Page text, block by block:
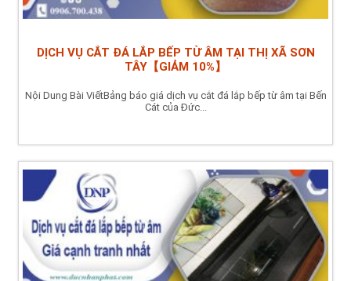
DỊCH VỤ CẮT ĐÁ LẮP BẾP TỪ ÂM TẠI THỊ XÃ SƠN
TÂY【GIẢM 10%】
Nội Dung Bài ViếtBảng báo giá dịch vụ cắt đá lắp bếp từ âm tại Bến
Cát của Đức...